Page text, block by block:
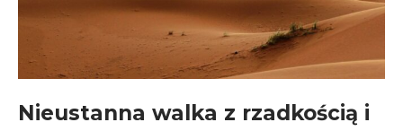
Nieustanna walka z rzadkością i